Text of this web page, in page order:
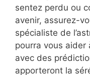
sentez perdu ou
avenir, assurez-
spécialiste de
pourra vous aider
avec des
apporteront la